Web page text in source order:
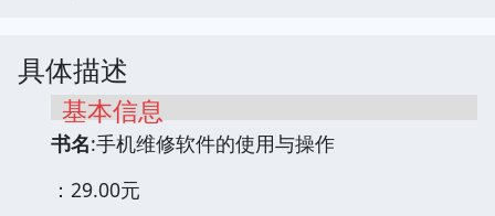
具体描述
基本信息
书名:手机维修软件的使用与操作
：29.00元